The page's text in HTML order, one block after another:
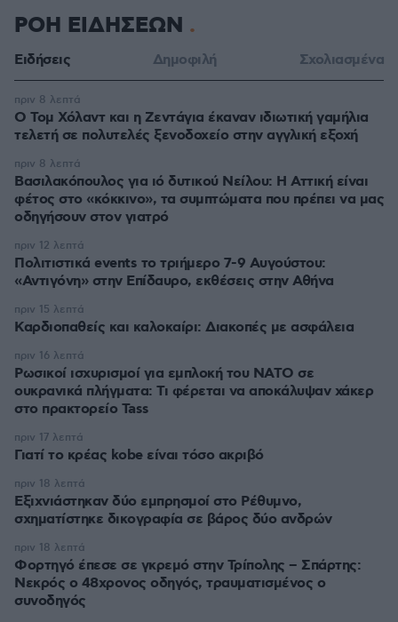
ΡΟΗ ΕΙΔΗΣΕΩΝ
Ειδήσεις Δημοφιλή Σχολιασμένα
O Τομ Χόλαντ και η Ζεντάγια έκαναν ιδιωτική γαμήλια
τελετή σε πολυτελές ξενοδοχείο στην αγγλική εξοχή
πριν 8 λεπτά
Βασιλακόπουλος για ιό δυτικού Νείλου: Η Αττική είναι
φέτος στο «κόκκινο», τα συμπτώματα που πρέπει να μας
οδηγήσουν στον γιατρό
πριν 8 λεπτά
Πολιτιστικά events το τριήμερο 7-9 Αυγούστου:
«Αντιγόνη» στην Επίδαυρο, εκθέσεις στην Αθήνα
πριν 12 λεπτά
Καρδιοπαθείς και καλοκαίρι: Διακοπές με ασφάλεια
πριν 15 λεπτά
Ρωσικοί ισχυρισμοί για εμπλοκή του ΝΑΤΟ σε
ουκρανικά πλήγματα: Τι φέρεται να αποκάλυψαν χάκερ
στο πρακτορείο Tass
πριν 16 λεπτά
Γιατί το κρέας kobe είναι τόσο ακριβό
πριν 17 λεπτά
Εξιχνιάστηκαν δύο εμπρησμοί στο Ρέθυμνο,
σχηματίστηκε δικογραφία σε βάρος δύο ανδρών
πριν 18 λεπτά
Φορτηγό έπεσε σε γκρεμό στην Τρίπολης – Σπάρτης:
Νεκρός ο 48χρονος οδηγός, τραυματισμένος ο
συνοδηγός
πριν 18 λεπτά